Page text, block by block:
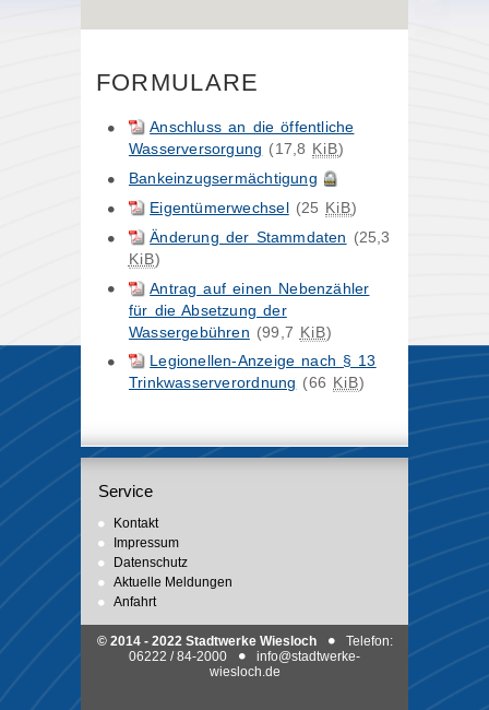
FORMULARE
Anschluss an die öffentliche
Wasserversorgung (17,8 KiB)
Bankeinzugsermächtigung
Eigentümerwechsel
(25 KiB)
Änderung der Stammdaten (25,3
KiB)
Antrag auf einen Nebenzähler
für die Absetzung der
Wassergebühren (99,7 KiB)
Legionellen-Anzeige nach § 13
Trinkwasserverordnung (66 KiB)
Service
Kontakt
Impressum
Datenschutz
Aktuelle Meldungen
Anfahrt
© 2014 - 2022 Stadtwerke Wiesloch
Telefon:
06222 / 84-2000
info@stadtwerke-
wiesloch.de